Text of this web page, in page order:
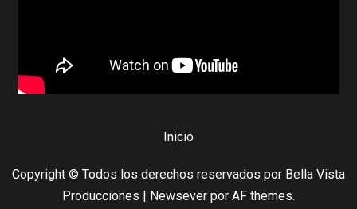
Inicio
Copyright © Todos los derechos reservados por Bella Vista
Producciones | Newsever por AF themes.